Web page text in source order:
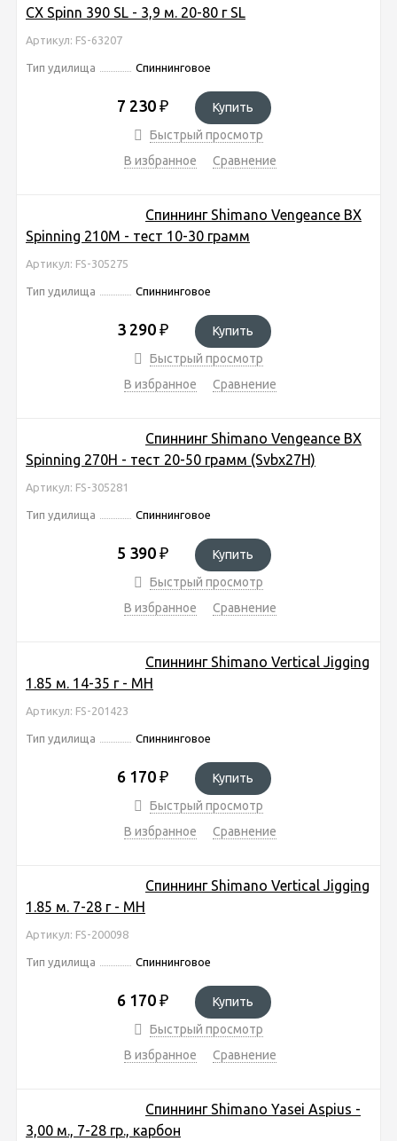
CX Spinn 390 SL - 3,9 м. 20-80 г SL
Артикул: FS-63207
Тип удилища Спиннинговое
7 230 ₽
Купить
Быстрый просмотр
В избранное
Сравнение
Спиннинг Shimano Vengeance BX
Spinning 210M - тест 10-30 грамм
Артикул: FS-305275
Тип удилища Спиннинговое
3 290 ₽
Купить
Быстрый просмотр
В избранное
Сравнение
Спиннинг Shimano Vengeance BX
Spinning 270H - тест 20-50 грамм (Svbx27H)
Артикул: FS-305281
Тип удилища Спиннинговое
5 390 ₽
Купить
Быстрый просмотр
В избранное
Сравнение
Спиннинг Shimano Vertical Jigging
1.85 м. 14-35 г - MH
Артикул: FS-201423
Тип удилища Спиннинговое
6 170 ₽
Купить
Быстрый просмотр
В избранное
Сравнение
Спиннинг Shimano Vertical Jigging
1.85 м. 7-28 г - MH
Артикул: FS-200098
Тип удилища Спиннинговое
6 170 ₽
Купить
Быстрый просмотр
В избранное
Сравнение
Спиннинг Shimano Yasei Aspius -
3,00 м., 7-28 гр., карбон